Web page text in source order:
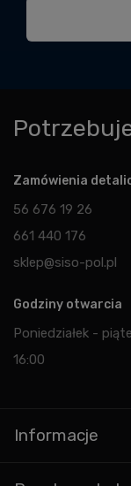
Zamówienia
56 676 19 26
661 440 176
sklep@siso-pol.pl
Godziny otwarcia
Poniedziałek -
16:00
Informacje